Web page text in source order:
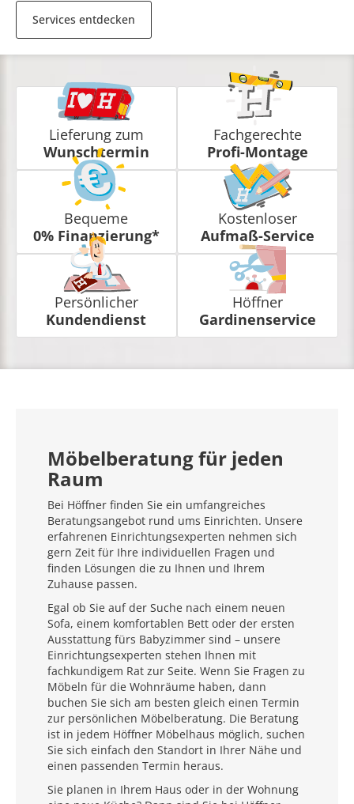
Services entdecken
Lieferung zum
Wunschtermin
Fachgerechte
Profi-Montage
Bequeme
0% Finanzierung*
Kostenloser
Aufmaß-Service
Persönlicher
Kundendienst
Höffner
Gardinenservice
Möbelberatung für jeden
Raum
Bei Höffner finden Sie ein umfangreiches
Beratungsangebot rund ums Einrichten. Unsere
erfahrenen Einrichtungsexperten nehmen sich
gern Zeit für Ihre individuellen Fragen und
finden Lösungen die zu Ihnen und Ihrem
Zuhause passen.
Egal ob Sie auf der Suche nach einem neuen
Sofa, einem komfortablen Bett oder der ersten
Ausstattung fürs Babyzimmer sind – unsere
Einrichtungsexperten stehen Ihnen mit
fachkundigem Rat zur Seite. Wenn Sie Fragen zu
Möbeln für die Wohnräume haben, dann
buchen Sie sich am besten gleich einen Termin
zur persönlichen Möbelberatung. Die Beratung
ist in jedem Höffner Möbelhaus möglich, suchen
Sie sich einfach den Standort in Ihrer Nähe und
einen passenden Termin heraus.
Sie planen in Ihrem Haus oder in der Wohnung